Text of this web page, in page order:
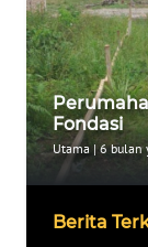
Fondasi
Utama|6 bulan
Berita
UTAMA
SERBA-
SERBI
NUSANTARA